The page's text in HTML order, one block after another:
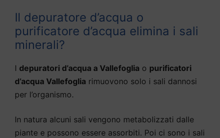
Il depuratore d’acqua o
purificatore d’acqua elimina i sali
minerali?
I depuratori d’acqua a Vallefoglia o purificatori
d’acqua Vallefoglia rimuovono solo i sali dannosi
per l’organismo.
In natura alcuni sali vengono metabolizzati dalle
piante e possono essere assorbiti. Poi ci sono i sali